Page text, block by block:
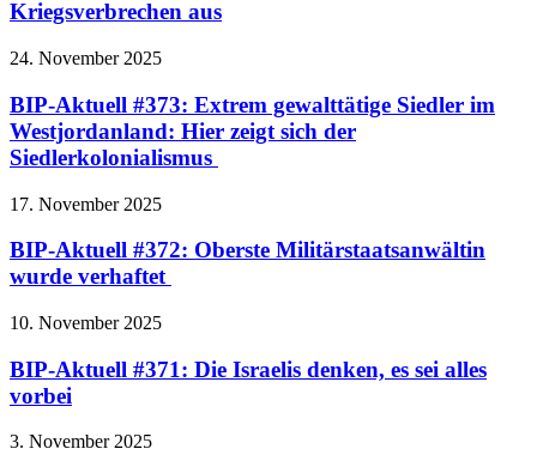
Kriegsverbrechen aus
24. November 2025
BIP-Aktuell #373: Extrem gewalttätige Siedler im
Westjordanland: Hier zeigt sich der
Siedlerkolonialismus
17. November 2025
BIP-Aktuell #372: Oberste Militärstaatsanwältin
wurde verhaftet
10. November 2025
BIP-Aktuell #371: Die Israelis denken, es sei alles
vorbei
3. November 2025